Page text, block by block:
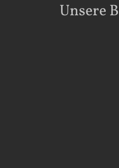
Unsere